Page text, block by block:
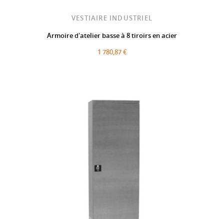
VESTIAIRE INDUSTRIEL
Armoire d'atelier basse à 8 tiroirs en acier
1 780,87 €